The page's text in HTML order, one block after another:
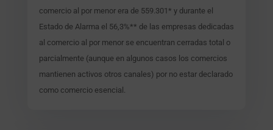
comercio al por menor era de 559.301* y durante el
Estado de Alarma el 56,3%** de las empresas dedicadas
al comercio al por menor se encuentran cerradas total o
parcialmente (aunque en algunos casos los comercios
mantienen activos otros canales) por no estar declarado
como comercio esencial.